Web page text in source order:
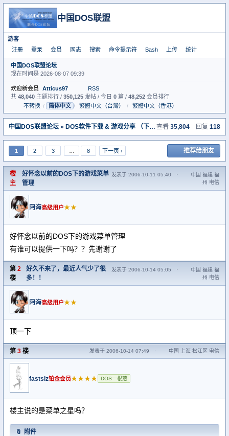
中国DOS联盟
游客
注册
登录 会员 网志 搜索 命令提示符 Bash 上传 统计
中国DOS联盟论坛
现在时间是 2026-08-07 09:39
欢迎新会员 Atticus97
RSS
共 48,040 主题排行 / 350,125 发帖 / 今日 0 篇 / 48,252 会员排行
不转换 / 简体中文 / 繁體中文（台灣） / 繁體中文（香港）
中国DOS联盟论坛 » DOS软件下载 & 游戏分享 （下载室） » 好怀念以前的DOS
查看 35,804 回复 118
1 2 3 8 下一页 › 推荐给朋友
楼
主
好怀念以前的DOS下的游戏菜单
管理
发表于 2006-10-11 05:40 ·
中国 福建 福
州 电信
阿海高级用户★★
好怀念以前的DOS下的游戏菜单管理
有谁可以提供一下吗？？先谢谢了
第 2
楼
好久不来了，最近人气少了很
多！！
发表于 2006-10-14 05:05 ·
中国 福建 福
州 电信
阿海高级用户★★
顶一下
第 3 楼 发表于 2006-10-14 07:49 · 中国 上海 松江区 电信
fastslz铂金会员★★★★ DOS一根葱
楼主说的是菜单之星吗？
附件